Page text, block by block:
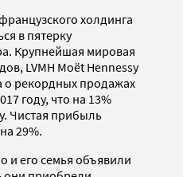
холдинга
в пятерку
Крупнейшая мировая
LVMH Moët Hennessy
о рекордных продажах
году, что на 13%
Чистая прибыль
29%.
и его семья объявили